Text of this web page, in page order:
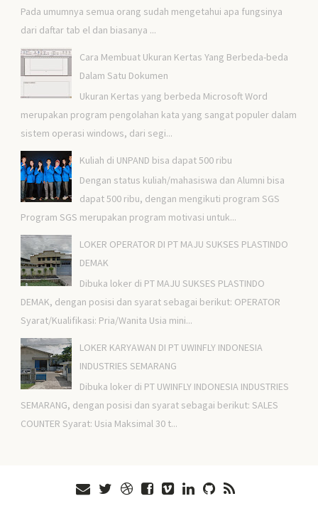
Pada umumnya semua orang sudah mengetahui apa fungsinya
dari daftar tab el dan biasanya ...
Cara Membuat Ukuran Kertas Yang Berbeda-beda
Dalam Satu Dokumen
Ukuran Kertas yang berbeda Microsoft Word
merupakan program pengolahan kata yang sangat populer dalam
sistem operasi windows, dari segi...
Kuliah di UNPAND bisa dapat 500 ribu
Dengan status kuliah/mahasiswa dan Alumni bisa
dapat 500 ribu, dengan mengikuti program SGS
Program SGS merupakan program motivasi untuk...
LOKER OPERATOR DI PT MAJU SUKSES PLASTINDO
DEMAK
Dibuka loker di PT MAJU SUKSES PLASTINDO
DEMAK, dengan posisi dan syarat sebagai berikut: OPERATOR
Syarat/Kualifikasi: Pria/Wanita Usia mini...
LOKER KARYAWAN DI PT UWINFLY INDONESIA
INDUSTRIES SEMARANG
Dibuka loker di PT UWINFLY INDONESIA INDUSTRIES
SEMARANG, dengan posisi dan syarat sebagai berikut: SALES
COUNTER Syarat: Usia Maksimal 30 t...